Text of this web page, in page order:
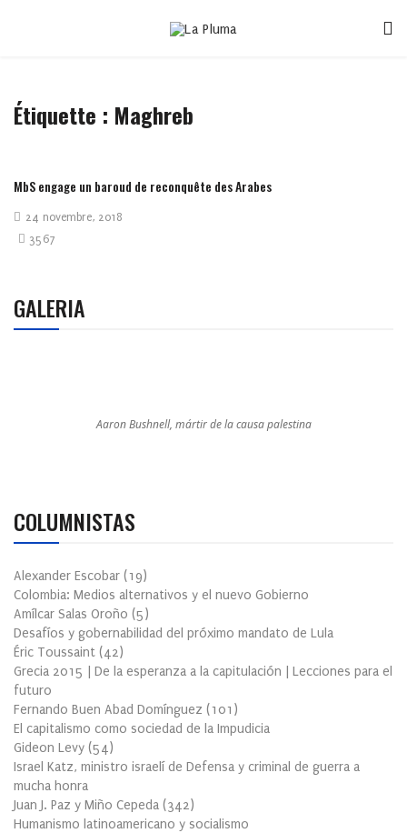
Étiquette : Maghreb
MbS engage un baroud de reconquête des Arabes
24 novembre, 2018
3567
GALERIA
Aaron Bushnell, mártir de la causa palestina
COLUMNISTAS
Alexander Escobar (19)
Colombia: Medios alternativos y el nuevo Gobierno
Amílcar Salas Oroño (5)
Desafíos y gobernabilidad del próximo mandato de Lula
Éric Toussaint (42)
Grecia 2015 | De la esperanza a la capitulación | Lecciones para el
futuro
Fernando Buen Abad Domínguez (101 )
El capitalismo como sociedad de la Impudicia
Gideon Levy (54)
Israel Katz, ministro israelí de Defensa y criminal de guerra a
mucha honra
Juan J. Paz y Miño Cepeda (342)
Humanismo latinoamericano y socialismo